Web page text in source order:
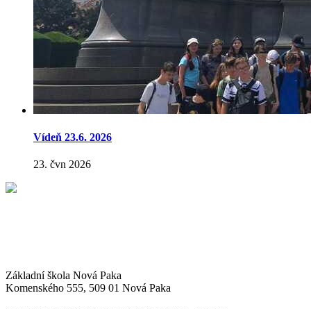
Vídeň 23.6. 2026
23. čvn 2026
Základní škola Nová Paka
Komenského 555, 509 01 Nová Paka